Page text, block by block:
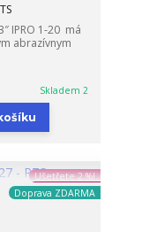
IPRO 1-20 má
abrazívnym
Skladem 2
Ušetřete 2 %!
Doprava ZDARMA